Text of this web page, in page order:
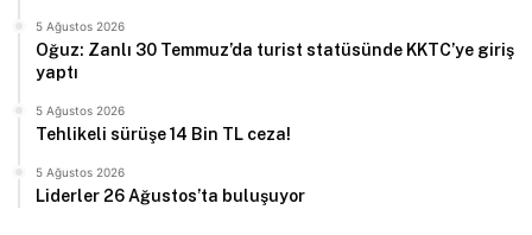
5 Ağustos 2026
Oğuz: Zanlı 30 Temmuz’da turist statüsünde KKTC’ye giriş
yaptı
5 Ağustos 2026
Tehlikeli sürüşe 14 Bin TL ceza!
5 Ağustos 2026
Liderler 26 Ağustos’ta buluşuyor